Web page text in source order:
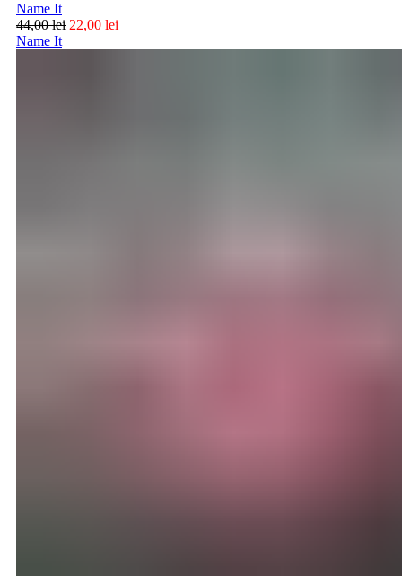
Name It
44,00lei 22,00 lei
Name It